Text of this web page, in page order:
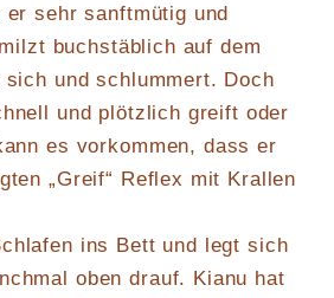
sehr sanftmütig und
buchstäblich auf dem
und schlummert. Doch
und plötzlich greift oder
es vorkommen, dass er
„Greif“ Reflex mit Krallen
ins Bett und legt sich
oben drauf. Kianu hat